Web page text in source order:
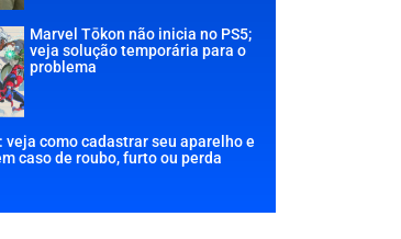
Marvel Tōkon não inicia no PS5;
veja solução temporária para o
problema
veja como cadastrar seu aparelho e
caso de roubo, furto ou perda